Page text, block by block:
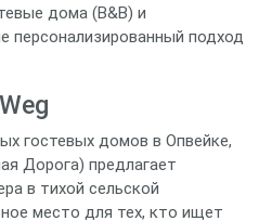
дома (B&B) и
персонализированный подход
гостевых домов в Опвейке,
Дорога) предлагает
в тихой сельской
место для тех, кто ищет